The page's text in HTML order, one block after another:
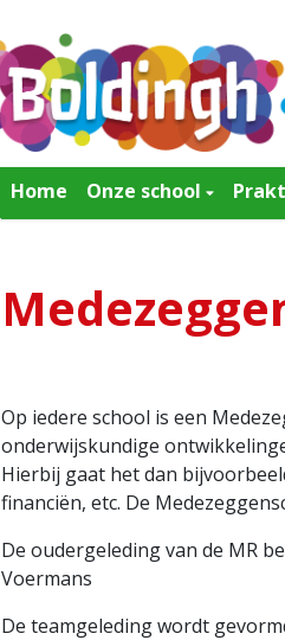
Home Onze school
Op iedere school is een
onderwijskundige
Hierbij gaat het dan
financiën, etc. De
De oudergeleding van de MR
Voermans
De teamgeleding wordt